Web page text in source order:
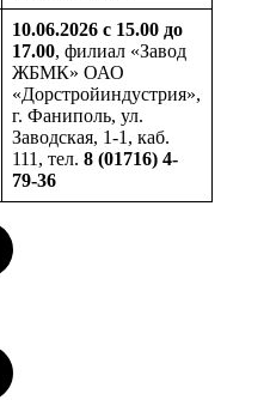
10.06.2026 с 15.00 до
17.00, филиал «Завод
ЖБМК» ОАО
«Дорстройиндустрия»,
г. Фаниполь, ул.
Заводская, 1-1, каб.
111, тел. 8 (01716) 4-
79-36